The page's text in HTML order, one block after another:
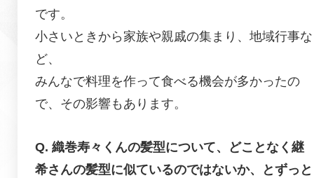
です。
小さいときから家族や親戚の集まり、地域行事な
ど、
みんなで料理を作って食べる機会が多かったの
で、その影響もあります。
織巻寿々くんの髪型について、どことなく継
希さんの髪型に似ているのではないか、とずっと